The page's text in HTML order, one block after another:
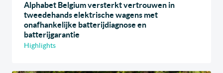
Alphabet Belgium versterkt vertrouwen in
tweedehands elektrische wagens met
onafhankelijke batterijdiagnose en
batterijgarantie
Highlights